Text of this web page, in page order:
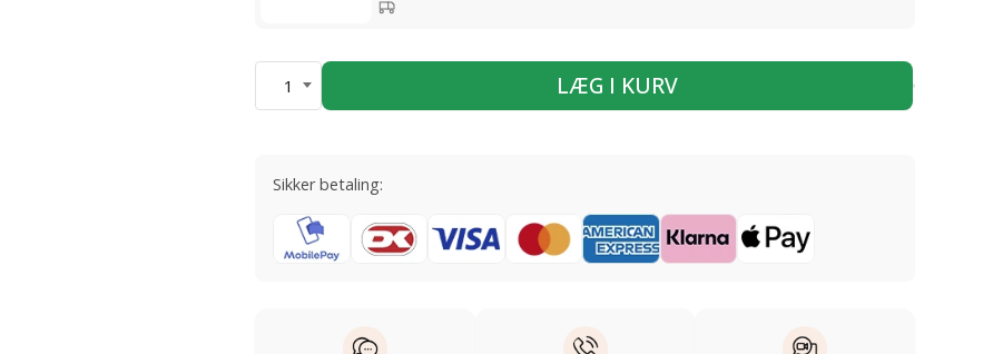
1 LÆG I KURV
Sikker betaling: